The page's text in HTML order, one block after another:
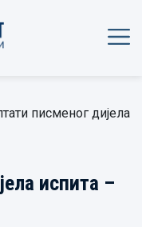
писменог дијела
испита –